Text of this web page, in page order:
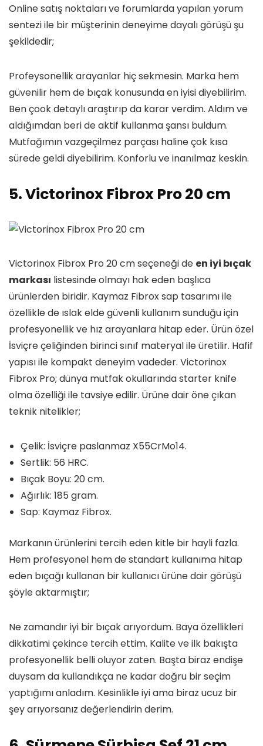
Online satış noktaları ve forumlarda yapılan yorum
sentezi ile bir müşterinin deneyime dayalı görüşü şu
şekildedir;
Profeysonellik arayanlar hiç sekmesin. Marka hem
güvenilir hem de bıçak konusunda en iyisi diyebilirim.
Ben çook detaylı araştırıp da karar verdim. Aldım ve
aldığımdan beri de aktif kullanma şansı buldum.
Mutfağımın vazgeçilmez parçası haline çok kısa
sürede geldi diyebilirim. Konforlu ve inanılmaz keskin.
5. Victorinox Fibrox Pro 20 cm
Victorinox Fibrox Pro 20 cm seçeneği de en iyi bıçak
markası listesinde olmayı hak eden başlıca
ürünlerden biridir. Kaymaz Fibrox sap tasarımı ile
özellikle de ıslak elde güvenli kullanım sunduğu için
profesyonellik ve hız arayanlara hitap eder. Ürün özel
İsviçre çeliğinden birinci sınıf materyal ile üretilir. Hafif
yapısı ile kompakt deneyim vadeder. Victorinox
Fibrox Pro; dünya mutfak okullarında starter knife
olma özelliği ile tavsiye edilir. Ürüne dair öne çıkan
teknik nitelikler;
Çelik: İsviçre paslanmaz X55CrMo14.
Sertlik: 56 HRC.
Bıçak Boyu: 20 cm.
Ağırlık: 185 gram.
Sap: Kaymaz Fibrox.
Markanın ürünlerini tercih eden kitle bir hayli fazla.
Hem profesyonel hem de standart kullanıma hitap
eden bıçağı kullanan bir kullanıcı ürüne dair görüşü
şöyle aktarmıştır;
Ne zamandır iyi bir bıçak arıyordum. Baya özellikleri
dikkatimi çekince tercih ettim. Kalite ve ilk bakışta
profesyonellik belli oluyor zaten. Başta biraz endişe
duysam da kullandıkça ne kadar doğru bir seçim
yaptığımı anladım. Kesinlikle iyi ama biraz ucuz bir
şey arıyorsanız değerlendirin derim.